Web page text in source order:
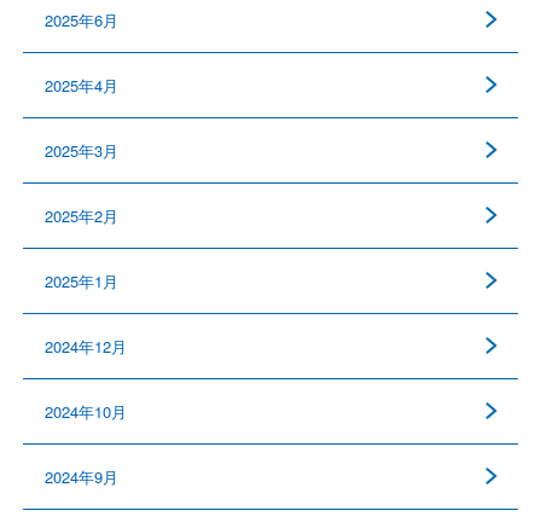
2025年6月
2025年4月
2025年3月
2025年2月
2025年1月
2024年12月
2024年10月
2024年9月